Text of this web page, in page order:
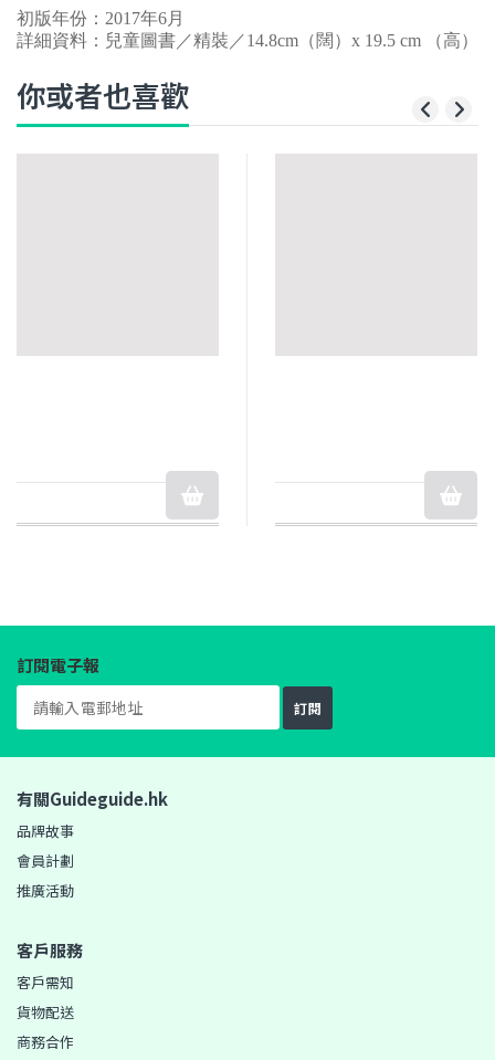
初版年份：2017年6月
詳細資料：兒童圖書／精裝／14.8cm（闊）x 19.5 cm （高）
你或者也喜歡
訂閱電子報
訂閱
有關Guideguide.hk
品牌故事
會員計劃
推廣活動
客戶服務
客戶需知
貨物配送
商務合作